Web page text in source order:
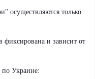
осуществляются только
фиксирована и зависит от
по Украине: